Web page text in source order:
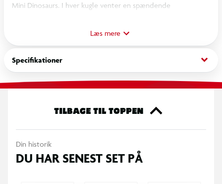
Mini Dinosaurs. I hver kugle venter en spændende
mini. Du kan skabe din egen Jurassic Park mini med rigtige
funktioner, og når du er færdig, kan du forvandle kapslen til et
flot udstillingsdisplay, hvor du kan vise dine kreationer frem.
Hver pakke indeholder unikke ting, som du kan skabe din egen
Jurassic Park mini ud af. Fra 8 år.
OBS! Varen er assorteret, og en bestemt variant kan ikke
Læs mere
Specifikationer keyboard_arrow_down
TILBAGE TIL TOPPEN
Din historik
DU HAR SENEST SET PÅ